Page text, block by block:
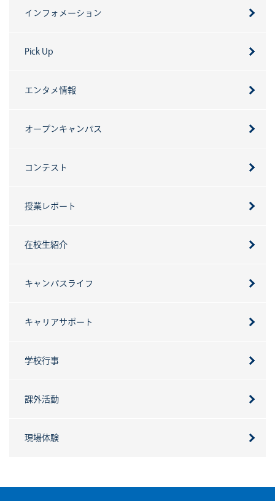
インフォメーション
Pick Up
エンタメ情報
オープンキャンパス
コンテスト
授業レポート
在校生紹介
キャンパスライフ
キャリアサポート
学校行事
課外活動
現場体験